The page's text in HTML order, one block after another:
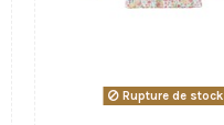
Rupture de stock